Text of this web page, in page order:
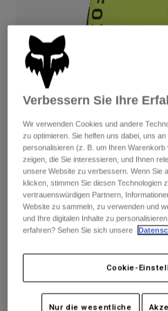
Hosen
Kurze Hosen
Jacken
Handschuhe
Protektoren
Brillen
Socken
Handschuhe
Protektoren
Brillen
Socken
Taschen & Zubehör
Spare parts
Hemden
Alle anzeigen
Damen
T-Shirts & Tops
Hoodies und Pullover
Jacken
Hosen
Shirts
Kinder
Brillen
Socken
Alle anzeigen
Moto
Helme
Jerseys
Hosen
Stiefel
Guards
Brillen
Bewertungen
€ 20,99- € 34,99
Verbessern Sie Ihre
Wir verwenden Cookies und andere
zu optimieren. Sie helfen uns dabei, uns
personalisieren (z. B. um Ihren
zeigen, die Sie interessieren, und Ihnen
unsere Website zu verbessern. Wenn Sie
klicken, stimmen Sie diesen Technologien
vertrauenswürdigen Partnern,
Website zu sammeln, zu verwenden und
und Ihre digitalen Inhalte zu
erfahren? Sehen Sie sich unsere
Cookie-
Nur die wesentliche